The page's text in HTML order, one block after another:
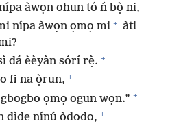
àwọn ohun tó ń bọ̀ ni,
nípa àwọn ọmọ mi + àti
dá èèyàn sórí rẹ̀. +
fi na ọ̀run, +
ọmọ ogun wọn.” +
dìde nínú òdodo, +